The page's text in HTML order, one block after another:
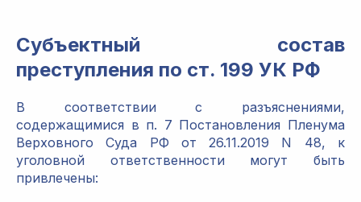
Субъектный состав
преступления по ст. 199 УК РФ
В соответствии с разъяснениями,
содержащимися в п. 7 Постановления Пленума
Верховного Суда РФ от 26.11.2019 N 48, к
уголовной ответственности могут быть
привлечены: